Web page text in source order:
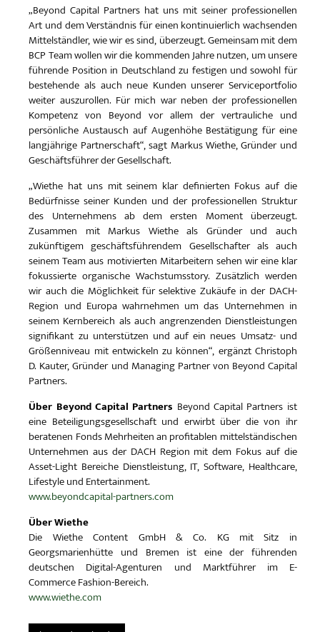
„Beyond Capital Partners hat uns mit seiner professionellen
Art und dem Verständnis für einen kontinuierlich wachsenden
Mittelständler, wie wir es sind, überzeugt. Gemeinsam mit dem
BCP Team wollen wir die kommenden Jahre nutzen, um unsere
führende Position in Deutschland zu festigen und sowohl für
bestehende als auch neue Kunden unserer Serviceportfolio
weiter auszurollen. Für mich war neben der professionellen
Kompetenz von Beyond vor allem der vertrauliche und
persönliche Austausch auf Augenhöhe Bestätigung für eine
langjährige Partnerschaft“, sagt Markus Wiethe, Gründer und
Geschäftsführer der Gesellschaft.
„Wiethe hat uns mit seinem klar definierten Fokus auf die
Bedürfnisse seiner Kunden und der professionellen Struktur
des Unternehmens ab dem ersten Moment überzeugt.
Zusammen mit Markus Wiethe als Gründer und auch
zukünftigem geschäftsführendem Gesellschafter als auch
seinem Team aus motivierten Mitarbeitern sehen wir eine klar
fokussierte organische Wachstumsstory. Zusätzlich werden
wir auch die Möglichkeit für selektive Zukäufe in der DACH-
Region und Europa wahrnehmen um das Unternehmen in
seinem Kernbereich als auch angrenzenden Dienstleistungen
signifikant zu unterstützen und auf ein neues Umsatz- und
Größenniveau mit entwickeln zu können“, ergänzt Christoph
D. Kauter, Gründer und Managing Partner von Beyond Capital
Partners.
Über Beyond Capital Partners Beyond Capital Partners ist
eine Beteiligungsgesellschaft und erwirbt über die von ihr
beratenen Fonds Mehrheiten an profitablen mittelständischen
Unternehmen aus der DACH Region mit dem Fokus auf die
Asset-Light Bereiche Dienstleistung, IT, Software, Healthcare,
Lifestyle und Entertainment.
www.beyondcapital-partners.com
Über Wiethe
Die Wiethe Content GmbH & Co. KG mit Sitz in
Georgsmarienhütte und Bremen ist eine der führenden
deutschen Digital-Agenturen und Marktführer im E-
Commerce Fashion-Bereich.
www.wiethe.com